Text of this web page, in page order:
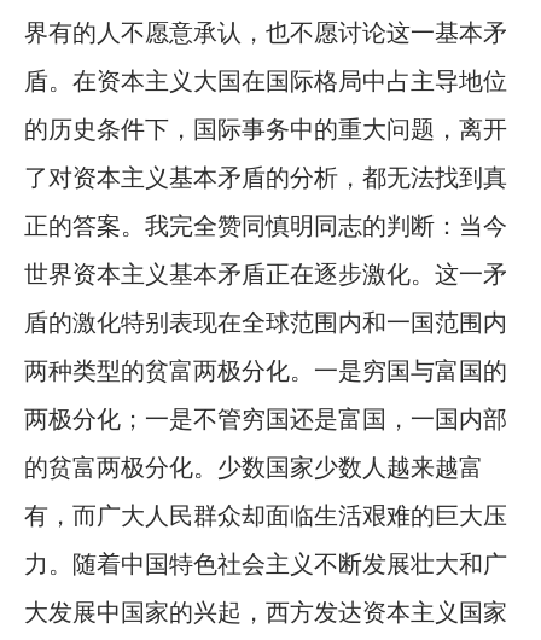
界有的人不愿意承认，也不愿讨论这一基本矛
盾。在资本主义大国在国际格局中占主导地位
的历史条件下，国际事务中的重大问题，离开
了对资本主义基本矛盾的分析，都无法找到真
正的答案。我完全赞同慎明同志的判断：当今
世界资本主义基本矛盾正在逐步激化。这一矛
盾的激化特别表现在全球范围内和一国范围内
两种类型的贫富两极分化。一是穷国与富国的
两极分化；一是不管穷国还是富国，一国内部
的贫富两极分化。少数国家少数人越来越富
有，而广大人民群众却面临生活艰难的巨大压
力。随着中国特色社会主义不断发展壮大和广
大发展中国家的兴起，西方发达资本主义国家